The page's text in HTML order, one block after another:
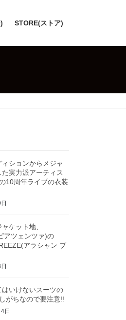
STORE(ストア)
ションからメジャ
実力派アーティス
10周年ライブの衣装
ケット地、
アツェンツァ)の
アラシャン ブ
いけないスーツの
がちなので要注意!!
日